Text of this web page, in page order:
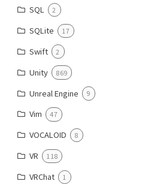
SQL 2
SQLite 17
Swift 2
Unity 869
Unreal Engine 9
Vim 47
VOCALOID 8
VR 118
VRChat 1